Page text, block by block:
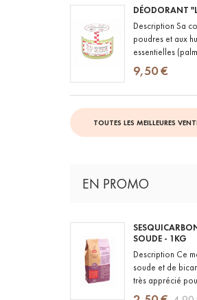
DÉODORANT
Description Sa
poudres et aux
essentielles
lavande vraie,
lui confère le
9,50 €
TOUTES LES MEILLEURES
EN PROMO
SOUDE - 1KG
Description Ce
soude et de
très apprécié
usages. Il adoucit